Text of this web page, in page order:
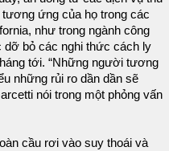
ứng của họ trong các
như trong ngành công
dỡ bỏ các nghi thức cách ly
tới. “Những người tương
những rủi ro dần dần sẽ
nói trong một phỏng vấn
cầu rơi vào suy thoái và